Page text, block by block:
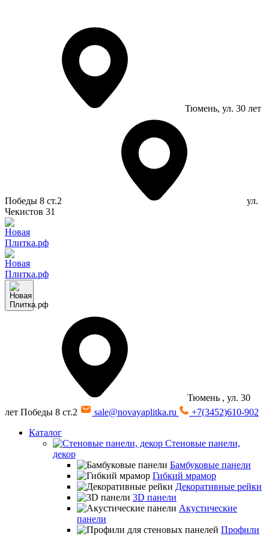
Тюмень, ул. 30 лет
Победы 8 ст.2
ул.
Чекистов 31
Тюмень , ул. 30
лет Победы 8 ст.2
sale@novayaplitka.ru
+7(3452)610-902
Каталог
Стеновые панели,
декор
Бамбуковые панели
Гибкий мрамор
Декоративные рейки
3D панели
Акустические
панели
Профили